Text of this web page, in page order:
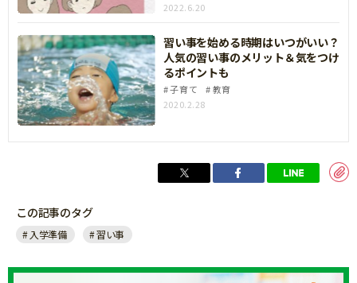
2022.6.20
習い事を始める時期はいつがいい？
人気の習い事のメリット＆気をつけ
るポイントも
子育て
教育
2020.2.28
この記事のタグ
入学準備 習い事